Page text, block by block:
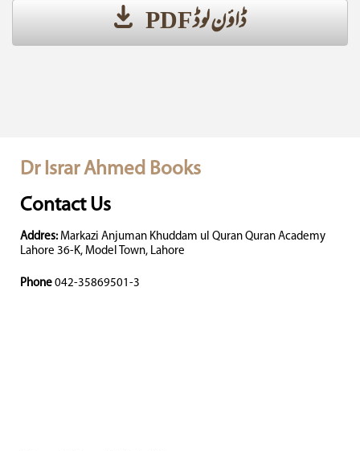
ڈاؤن لوڈ PDF
Dr Israr Ahmed Books
Contact Us
Addres: Markazi Anjuman Khuddam ul Quran Quran Academy
Lahore 36-K, Model Town, Lahore
Phone 042-35869501-3